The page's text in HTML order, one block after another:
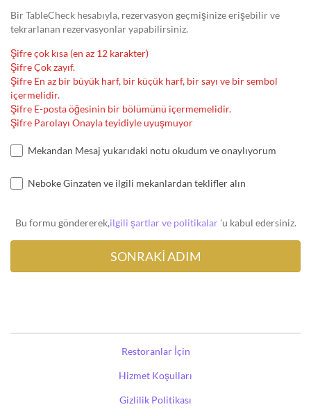
Bir TableCheck hesabıyla, rezervasyon geçmişinize erişebilir ve
tekrarlanan rezervasyonlar yapabilirsiniz.
Şifre çok kısa (en az 12 karakter)
Şifre Çok zayıf.
Şifre En az bir büyük harf, bir küçük harf, bir sayı ve bir sembol
içermelidir.
Şifre E-posta öğesinin bir bölümünü içermemelidir.
Şifre Parolayı Onayla teyidiyle uyuşmuyor
Mekandan Mesaj yukarıdaki notu okudum ve onaylıyorum
Neboke Ginzaten ve ilgili mekanlardan teklifler alın
Bu formu göndererek,ilgili şartlar ve politikalar'u kabul edersiniz.
Restoranlar İçin
Hizmet Koşulları
Gizlilik Politikası